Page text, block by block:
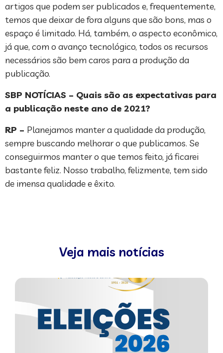
artigos que podem ser publicados e, frequentemente,
temos que deixar de fora alguns que são bons, mas o
espaço é limitado. Há, também, o aspecto econômico,
já que, com o avanço tecnológico, todos os recursos
necessários são bem caros para a produção da
publicação.
SBP NOTÍCIAS – Quais são as expectativas para
a publicação neste ano de 2021?
RP – Planejamos manter a qualidade da produção,
sempre buscando melhorar o que publicamos. Se
conseguirmos manter o que temos feito, já ficarei
bastante feliz. Nosso trabalho, felizmente, tem sido
de imensa qualidade e êxito.
Veja mais notícias